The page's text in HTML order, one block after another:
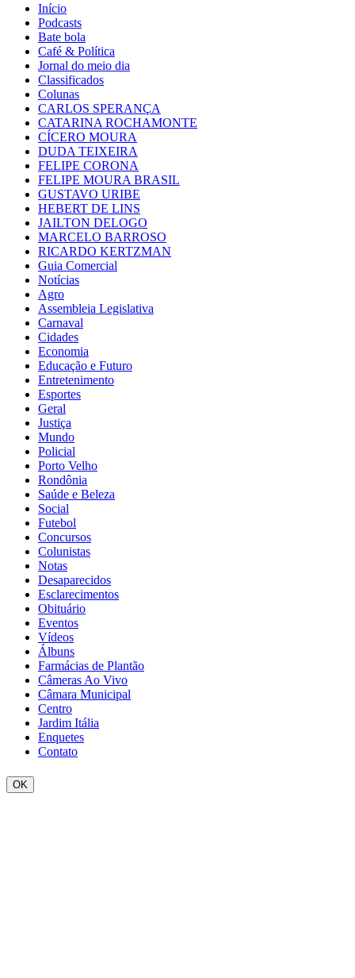
Início
Podcasts
Bate bola
Café & Política
Jornal do meio dia
Classificados
Colunas
CARLOS SPERANÇA
CATARINA ROCHAMONTE
CÍCERO MOURA
DUDA TEIXEIRA
FELIPE CORONA
FELIPE MOURA BRASIL
GUSTAVO URIBE
HEBERT DE LINS
JAILTON DELOGO
MARCELO BARROSO
RICARDO KERTZMAN
Guia Comercial
Notícias
Agro
Assembleia Legislativa
Carnaval
Cidades
Economia
Educação e Futuro
Entretenimento
Esportes
Geral
Justiça
Mundo
Policial
Porto Velho
Rondônia
Saúde e Beleza
Social
Futebol
Concursos
Colunistas
Notas
Desaparecidos
Esclarecimentos
Obituário
Eventos
Vídeos
Álbuns
Farmácias de Plantão
Câmeras Ao Vivo
Câmara Municipal
Centro
Jardim Itália
Enquetes
Contato
OK